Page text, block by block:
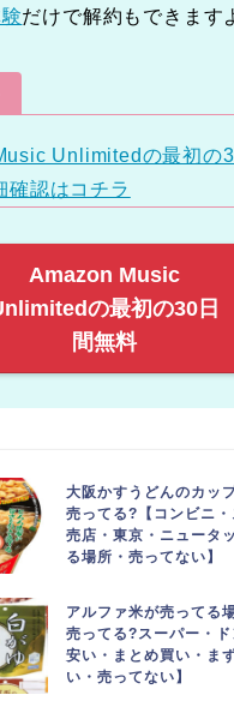
だけで解約もできます
Unlimitedの最初の
確認はコチラ
Amazon Music
の最初の30日
間無料
大阪かすうどんのカッ
売ってる?【コンビニ
売店・東京・ニュータ
る場所・売ってない】
アルファ米が売ってる
売ってる?スーパー・ド
安い・まとめ買い・ま
い・売ってない】